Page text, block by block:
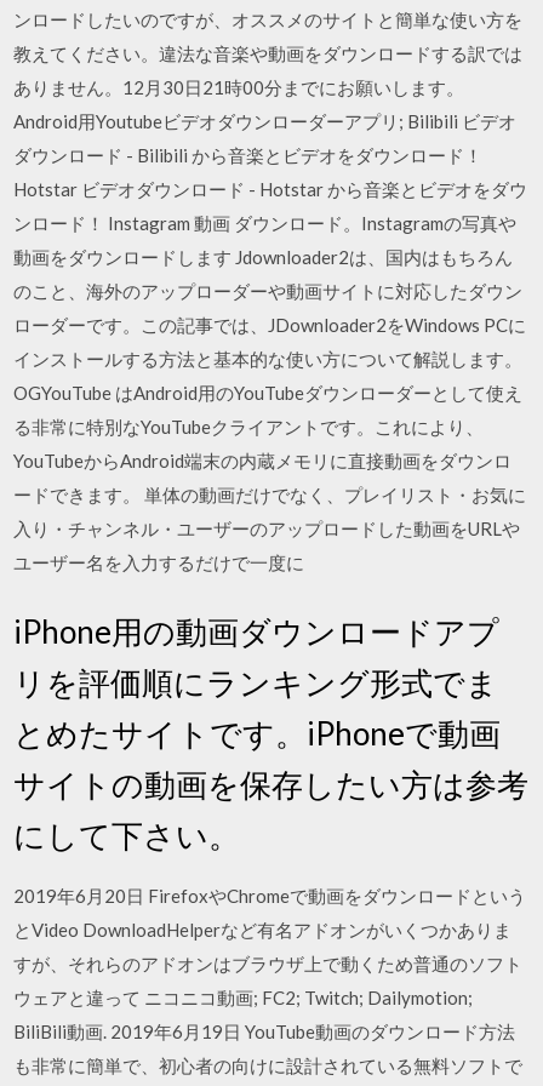
ンロードしたいのですが、オススメのサイトと簡単な使い方を
教えてください。違法な音楽や動画をダウンロードする訳では
ありません。12月30日21時00分までにお願いします。
Android用Youtubeビデオダウンローダーアプリ; Bilibili ビデオ
ダウンロード - Bilibili から音楽とビデオをダウンロード！
Hotstar ビデオダウンロード - Hotstar から音楽とビデオをダウ
ンロード！ Instagram 動画 ダウンロード。Instagramの写真や
動画をダウンロードします Jdownloader2は、国内はもちろん
のこと、海外のアップローダーや動画サイトに対応したダウン
ローダーです。この記事では、JDownloader2をWindows PCに
インストールする方法と基本的な使い方について解説します。
OGYouTube はAndroid用のYouTubeダウンローダーとして使え
る非常に特別なYouTubeクライアントです。これにより、
YouTubeからAndroid端末の内蔵メモリに直接動画をダウンロ
ードできます。 単体の動画だけでなく、プレイリスト・お気に
入り・チャンネル・ユーザーのアップロードした動画をURLや
ユーザー名を入力するだけで一度に
iPhone用の動画ダウンロードアプ
リを評価順にランキング形式でま
とめたサイトです。iPhoneで動画
サイトの動画を保存したい方は参考
にして下さい。
2019年6月20日 FirefoxやChromeで動画をダウンロードという
とVideo DownloadHelperなど有名アドオンがいくつかありま
すが、それらのアドオンはブラウザ上で動くため普通のソフト
ウェアと違って ニコニコ動画; FC2; Twitch; Dailymotion;
BiliBili動画. 2019年6月19日 YouTube動画のダウンロード方法
も非常に簡単で、初心者の向けに設計されている無料ソフトで